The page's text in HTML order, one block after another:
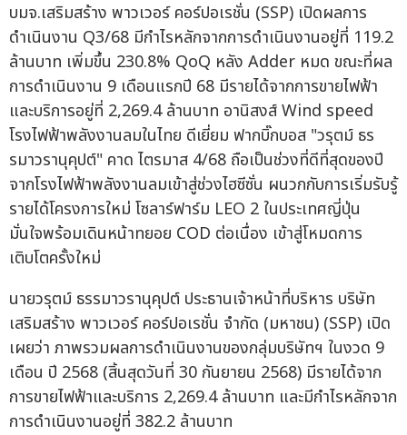
บมจ.เสริมสร้าง พาวเวอร์ คอร์ปอเรชั่น (SSP) เปิดผลการ
ดำเนินงาน Q3/68 มีกำไรหลักจากการดำเนินงานอยู่ที่ 119.2
ล้านบาท เพิ่มขึ้น 230.8% QoQ หลัง Adder หมด ขณะที่ผล
การดำเนินงาน 9 เดือนแรกปี 68 มีรายได้จากการขายไฟฟ้า
และบริการอยู่ที่ 2,269.4 ล้านบาท อานิสงส์ Wind speed
โรงไฟฟ้าพลังงานลมในไทย ดีเยี่ยม ฟากบิ๊กบอส "วรุตม์ ธร
รมาวรานุคุปต์" คาด ไตรมาส 4/68 ถือเป็นช่วงที่ดีที่สุดของปี
จากโรงไฟฟ้าพลังงานลมเข้าสู่ช่วงไฮซีซั่น ผนวกกับการเริ่มรับรู้
รายได้โครงการใหม่ โซลาร์ฟาร์ม LEO 2 ในประเทศญี่ปุ่น
มั่นใจพร้อมเดินหน้าทยอย COD ต่อเนื่อง เข้าสู่โหมดการ
เติบโตครั้งใหม่
นายวรุตม์ ธรรมาวรานุคุปต์ ประธานเจ้าหน้าที่บริหาร บริษัท
เสริมสร้าง พาวเวอร์ คอร์ปอเรชั่น จำกัด (มหาชน) (SSP) เปิด
เผยว่า ภาพรวมผลการดำเนินงานของกลุ่มบริษัทฯ ในงวด 9
เดือน ปี 2568 (สิ้นสุดวันที่ 30 กันยายน 2568) มีรายได้จาก
การขายไฟฟ้าและบริการ 2,269.4 ล้านบาท และมีกำไรหลักจาก
การดำเนินงานอยู่ที่ 382.2 ล้านบาท